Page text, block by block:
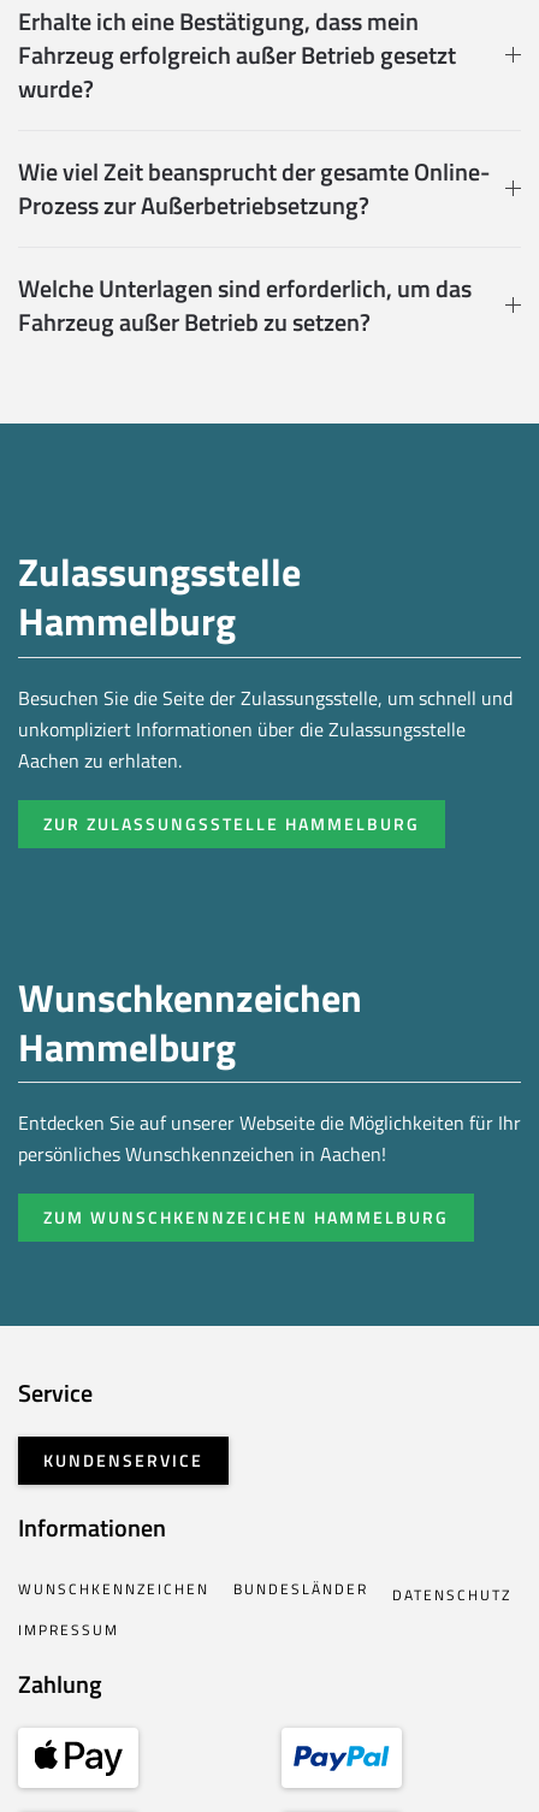
Erhalte ich eine Bestätigung, dass mein
Fahrzeug erfolgreich außer Betrieb gesetzt
wurde?
Wie viel Zeit beansprucht der gesamte Online-
Prozess zur Außerbetriebsetzung?
Welche Unterlagen sind erforderlich, um das
Fahrzeug außer Betrieb zu setzen?
Zulassungsstelle
Hammelburg
Besuchen Sie die Seite der Zulassungsstelle, um schnell und
unkompliziert Informationen über die Zulassungsstelle
Aachen zu erhlaten.
ZUR ZULASSUNGSSTELLE HAMMELBURG
Wunschkennzeichen
Hammelburg
Entdecken Sie auf unserer Webseite die Möglichkeiten für Ihr
persönliches Wunschkennzeichen in Aachen!
ZUM WUNSCHKENNZEICHEN HAMMELBURG
Service
KUNDENSERVICE
Informationen
WUNSCHKENNZEICHEN BUNDESLÄNDER
DATENSCHUTZ
IMPRESSUM
Zahlung